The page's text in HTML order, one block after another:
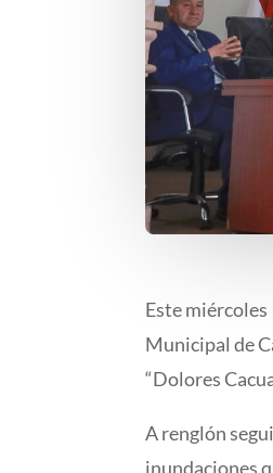
Este
Municipal de
“Dolores
A renglón
inundaciones